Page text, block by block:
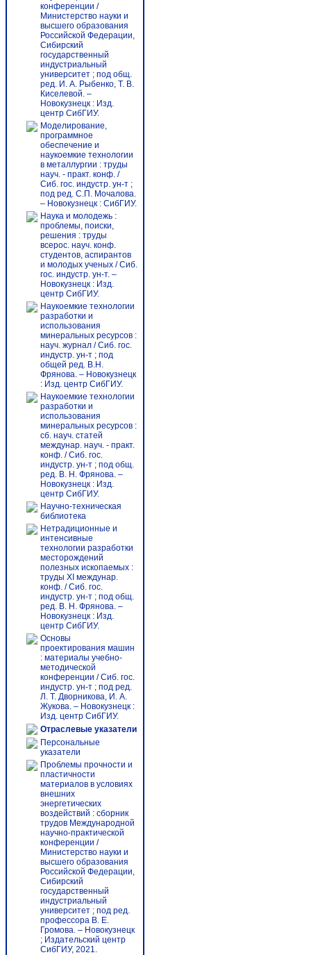
конференции /
Министерство науки и
высшего образования
Российской Федерации,
Сибирский
государственный
индустриальный
университет ; под общ.
ред. И. А. Рыбенко, Т. В.
Киселевой. –
Новокузнецк : Изд.
центр СибГИУ.
Моделирование,
программное
обеспечение и
наукоемкие технологии
в металлургии : труды
науч. - практ. конф. /
Сиб. гос. индустр. ун-т ;
под ред. С.П. Мочалова.
– Новокузнецк : СибГИУ.
Наука и молодежь :
проблемы, поиски,
решения : труды
всерос. науч. конф.
студентов, аспирантов
и молодых ученых / Сиб.
гос. индустр. ун-т. –
Новокузнецк : Изд.
центр СибГИУ.
Наукоемкие технологии
разработки и
использования
минеральных ресурсов :
науч. журнал / Сиб. гос.
индустр. ун-т ; под
общей ред. В.Н.
Фрянова. – Новокузнецк
: Изд. центр СибГИУ.
Наукоемкие технологии
разработки и
использования
минеральных ресурсов :
сб. науч. статей
междунар. науч. - практ.
конф. / Сиб. гос.
индустр. ун-т ; под общ.
ред. В. Н. Фрянова. –
Новокузнецк : Изд.
центр СибГИУ.
Научно-техническая
библиотека
Нетрадиционные и
интенсивные
технологии разработки
месторождений
полезных ископаемых :
труды ХI междунар.
конф. / Сиб. гос.
индустр. ун-т ; под общ.
ред. В. Н. Фрянова. –
Новокузнецк : Изд.
центр СибГИУ.
Основы
проектирования машин
: материалы учебно-
методической
конференции / Сиб. гос.
индустр. ун-т ; под ред.
Л. Т. Дворникова, И. А.
Жукова. – Новокузнецк :
Изд. центр СибГИУ.
Отраслевые указатели
Персональные
указатели
Проблемы прочности и
пластичности
материалов в условиях
внешних
энергетических
воздействий : сборник
трудов Международной
научно-практической
конференции /
Министерство науки и
высшего образования
Российской Федерации,
Сибирский
государственный
индустриальный
университет ; под ред.
профессора В. Е.
Громова. – Новокузнецк
; Издательский центр
СибГИУ, 2021.